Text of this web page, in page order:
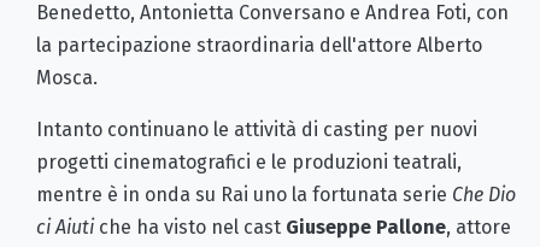
Benedetto, Antonietta Conversano e Andrea Foti, con
la partecipazione straordinaria dell'attore Alberto
Mosca.
Intanto continuano le attività di casting per nuovi
progetti cinematografici e le produzioni teatrali,
mentre è in onda su Rai uno la fortunata serie Che Dio
ci Aiuti che ha visto nel cast Giuseppe Pallone, attore